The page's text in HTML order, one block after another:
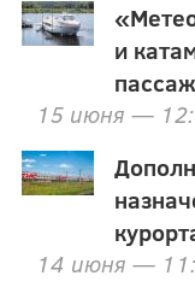
и
15 июня —
14 июня —